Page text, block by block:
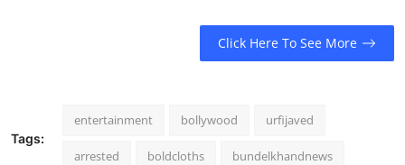
Click Here To See More
Tags:
entertainment bollywood urfijaved
arrested boldcloths bundelkhandnews